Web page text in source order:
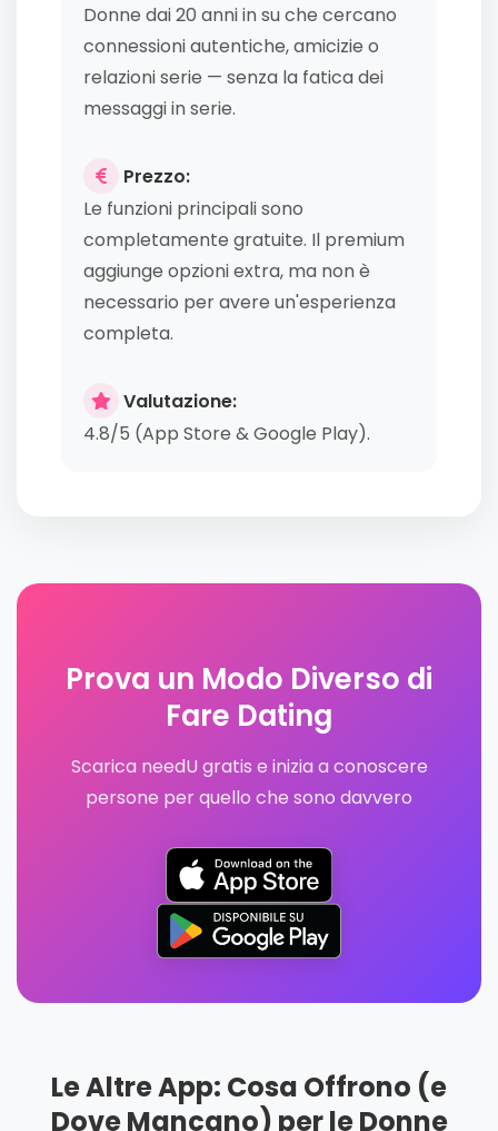
Donne dai 20 anni in su che cercano
connessioni autentiche, amicizie o
relazioni serie — senza la fatica dei
messaggi in serie.
Prezzo:
Le funzioni principali sono
completamente gratuite. Il premium
aggiunge opzioni extra, ma non è
necessario per avere un'esperienza
completa.
Valutazione:
4.8/5 (App Store & Google Play).
Prova un Modo Diverso di
Fare Dating
Scarica needU gratis e inizia a conoscere
persone per quello che sono davvero
Le Altre App: Cosa Offrono (e
Dove Mancano) per le Donne